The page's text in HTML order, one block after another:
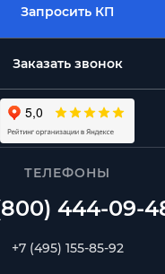
Запросить КП
Заказать звонок
ТЕЛЕФОНЫ
+7 (495) 155-85-92